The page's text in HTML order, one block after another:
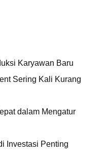
Karyawan Baru
Sering Kali Kurang
dalam Mengatur
Investasi Penting